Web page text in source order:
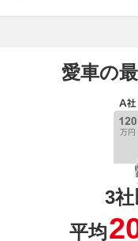
愛車の
3
平均